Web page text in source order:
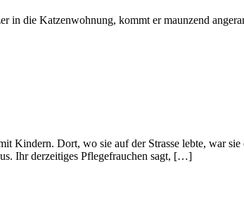
in die Katzenwohnung, kommt er maunzend
Kindern. Dort, wo sie auf der Strasse lebte, war
Ihr derzeitiges Pflegefrauchen sagt, […]